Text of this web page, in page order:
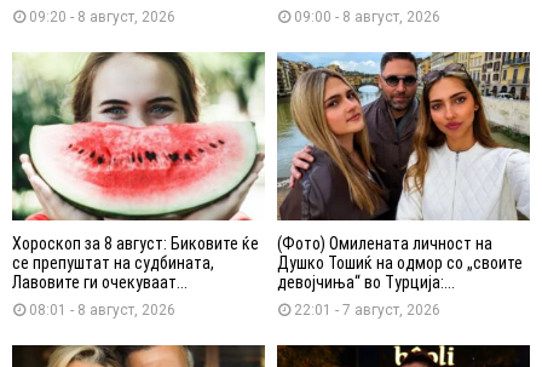
09:20 - 8 август, 2026 09:00 - 8 август, 2026
Хороскоп за 8 август: Биковите ќе
се препуштат на судбината,
Лавовите ги очекуваат...
08:01 - 8 август, 2026
(Фото) Омилената личност на
Душко Тошиќ на одмор со „своите
девојчиња“ во Турција:...
22:01 - 7 август, 2026